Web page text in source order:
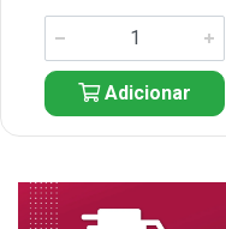
Adicionar